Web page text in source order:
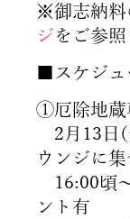
※御志納料
ジをご参照
■スケジ
①厄除地蔵
2月13日(
ウンジに
16:00頃
ント有